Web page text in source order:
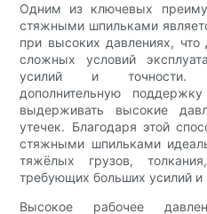
Одним из ключевых
стяжными шпильками
при высоких давлениях,
сложных условий
усилий и точности.
дополнительную
выдерживать высокие
утечек. Благодаря этой
стяжными шпильками
тяжёлых грузов,
требующих больших усилий и
Высокое рабочее